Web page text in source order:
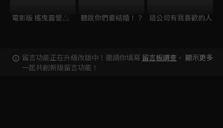
電影版 搖曳露營△ 聽說你們要結婚！？ 這公司有我喜歡的人
留言功能正在升級改版中！邀請你填寫 留言板調查 ，
一起共創新版留言功能！
顯示更多